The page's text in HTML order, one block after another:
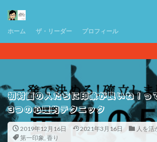
ホーム ザ・リーダー プロフィール
初対面の人たちに印象が良いね！っ
3つの心理的テクニック
2019年12月16日 2021年3月16日
人を活
第一印象, 香り